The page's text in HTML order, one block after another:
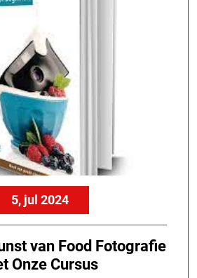
5, jul 2024
van Food Fotografie
Onze Cursus